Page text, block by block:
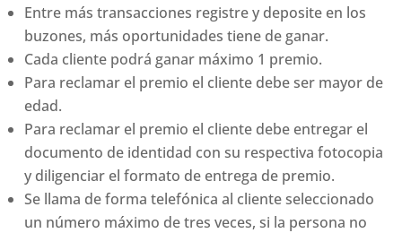
Entre más transacciones registre y deposite en los
buzones, más oportunidades tiene de ganar.
Cada cliente podrá ganar máximo 1 premio.
Para reclamar el premio el cliente debe ser mayor de
edad.
Para reclamar el premio el cliente debe entregar el
documento de identidad con su respectiva fotocopia
y diligenciar el formato de entrega de premio.
Se llama de forma telefónica al cliente seleccionado
un número máximo de tres veces, si la persona no